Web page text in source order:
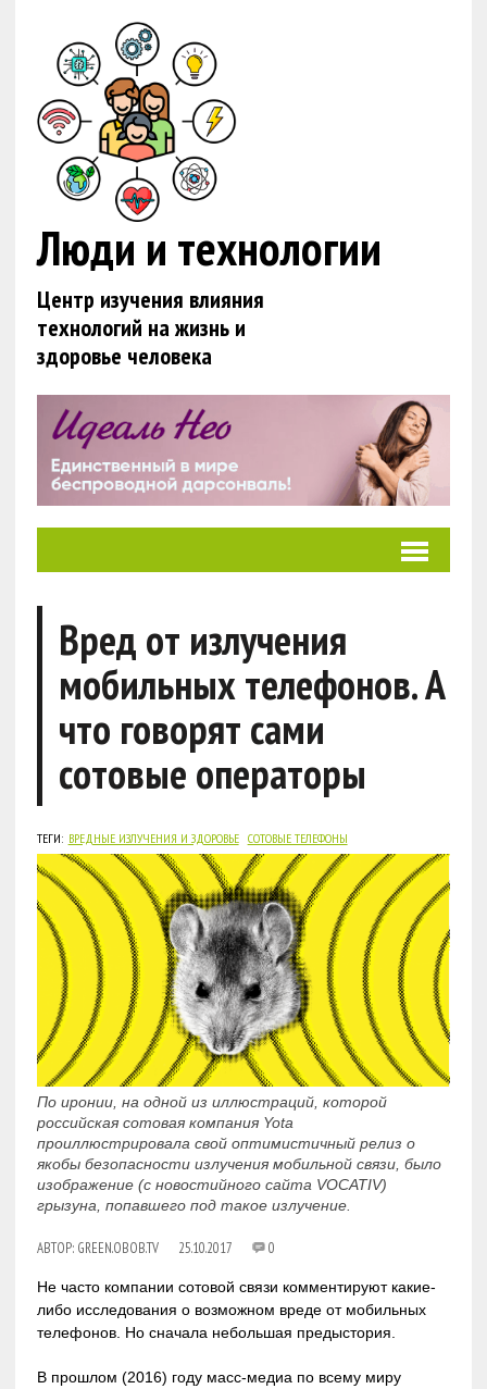
Люди и технологии
Центр изучения влияния
технологий на жизнь и
здоровье человека
Вред от излучения
мобильных телефонов. А
что говорят сами
сотовые операторы
ТЕГИ: ВРЕДНЫЕ ИЗЛУЧЕНИЯ И ЗДОРОВЬЕ СОТОВЫЕ ТЕЛЕФОНЫ
По иронии, на одной из иллюстраций, которой
российская сотовая компания Yota
проиллюстрировала свой оптимистичный релиз о
якобы безопасности излучения мобильной связи, было
изображение (с новостийного сайта VOCATIV)
грызуна, попавшего под такое излучение.
АВТОР: GREEN.OBOB.TV 25.10.2017 0
Не часто компании сотовой связи комментируют какие-
либо исследования о возможном вреде от мобильных
телефонов. Но сначала небольшая предыстория.
В прошлом (2016) году масс-медиа по всему миру